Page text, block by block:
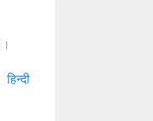
हिन्दी